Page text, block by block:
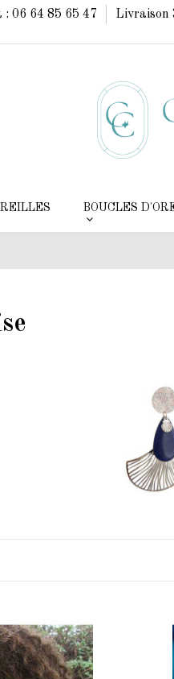
: 06 64 85 65 47 Livraison
BOUCLES